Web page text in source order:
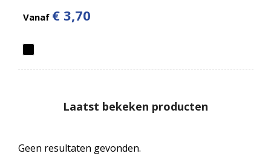
Vanaf € 3,70
Laatst bekeken producten
Geen resultaten gevonden.